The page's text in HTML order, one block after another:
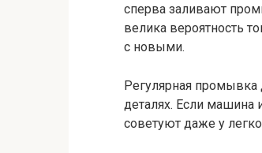
сперва заливают
велика вероятность
с новыми.
Регулярная промывка
деталях. Если машина
советуют даже у